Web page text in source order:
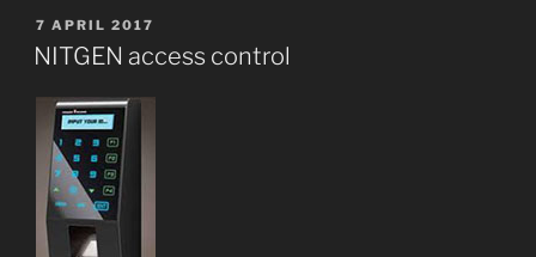
POSTED
ON
7 APRIL 2017
NITGEN access control